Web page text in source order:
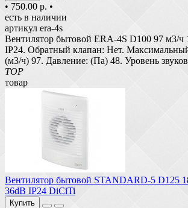
• 750.00 р. •
есть в наличии
артикул era-4s
Вентилятор бытовой ERA-4S D100 97 м3/ч
IP24. Обратный клапан: Нет. Максимальный
(м3/ч) 97. Давление: (Па) 48. Уровень
TOP
товар
Вентилятор бытовой STANDARD-5 D125
36dB IP24 DiCiTi
Купить